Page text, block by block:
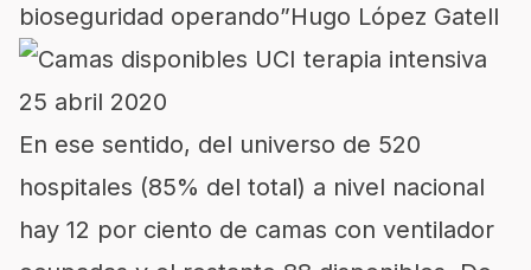
bioseguridad operando”Hugo López Gatell
En ese sentido, del universo de 520
hospitales (85% del total) a nivel nacional
hay 12 por ciento de camas con ventilador